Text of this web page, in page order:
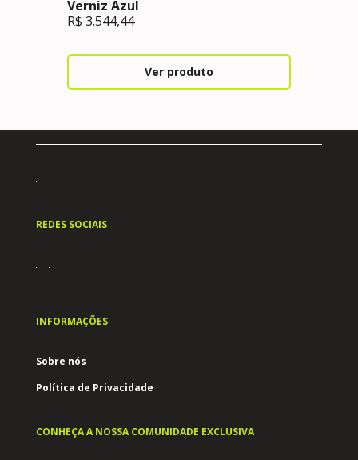
Verniz Azul
R$ 3.544,44
Ver produto
REDES SOCIAIS
INFORMAÇÕES
Sobre nós
Política de Privacidade
CONHEÇA A NOSSA COMUNIDADE EXCLUSIVA